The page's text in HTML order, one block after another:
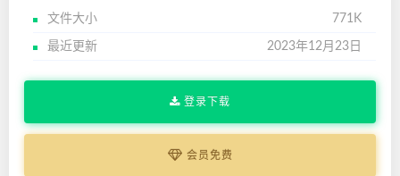
文件大小 771K
最近更新 2023年12月23日
登录下载
会员免费